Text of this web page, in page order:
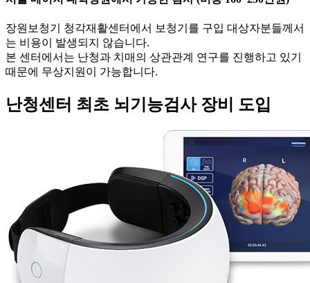
장원보청기 청각재활센터에서 보청기를 구입 대상자분들께서
는 비용이 발생되지 않습니다.
본 센터에서는 난청과 치매의 상관관계 연구를 진행하고 있기
때문에 무상지원이 가능합니다.
난청센터 최초 뇌기능검사장비 도입